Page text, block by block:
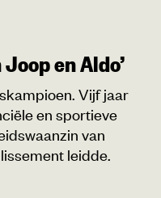
en Aldo’
Vijf jaar
en sportieve
van
leidde.